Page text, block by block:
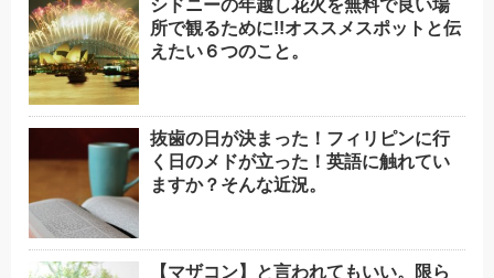
シドニーの年越し花火を無料で良い場
所で観るために!!オススメスポットと伝
えたい６つのこと。
抜歯の日が決まった！フィリピンに行
く日のメドが立った！英語に触れてい
ますか？そんな近況。
【マザコン】と言われてもいい。限ら